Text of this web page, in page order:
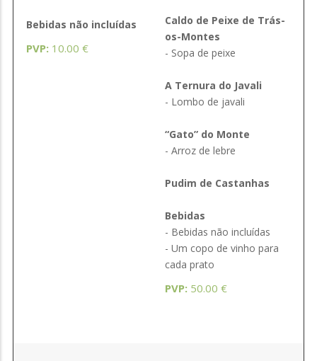
Bebidas não incluídas
PVP: 10.00 €
Caldo de Peixe de Trás-
os-Montes
- Sopa de peixe
A Ternura do Javali
- Lombo de javali
“Gato” do Monte
- Arroz de lebre
Pudim de Castanhas
Bebidas
- Bebidas não incluídas
- Um copo de vinho para
cada prato
PVP: 50.00 €